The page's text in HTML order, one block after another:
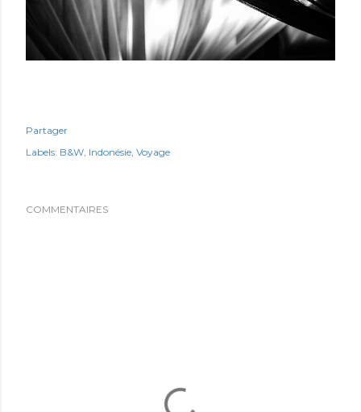
Partager
Labels: B&W Indonésie Voyage
COMMENTAIRES